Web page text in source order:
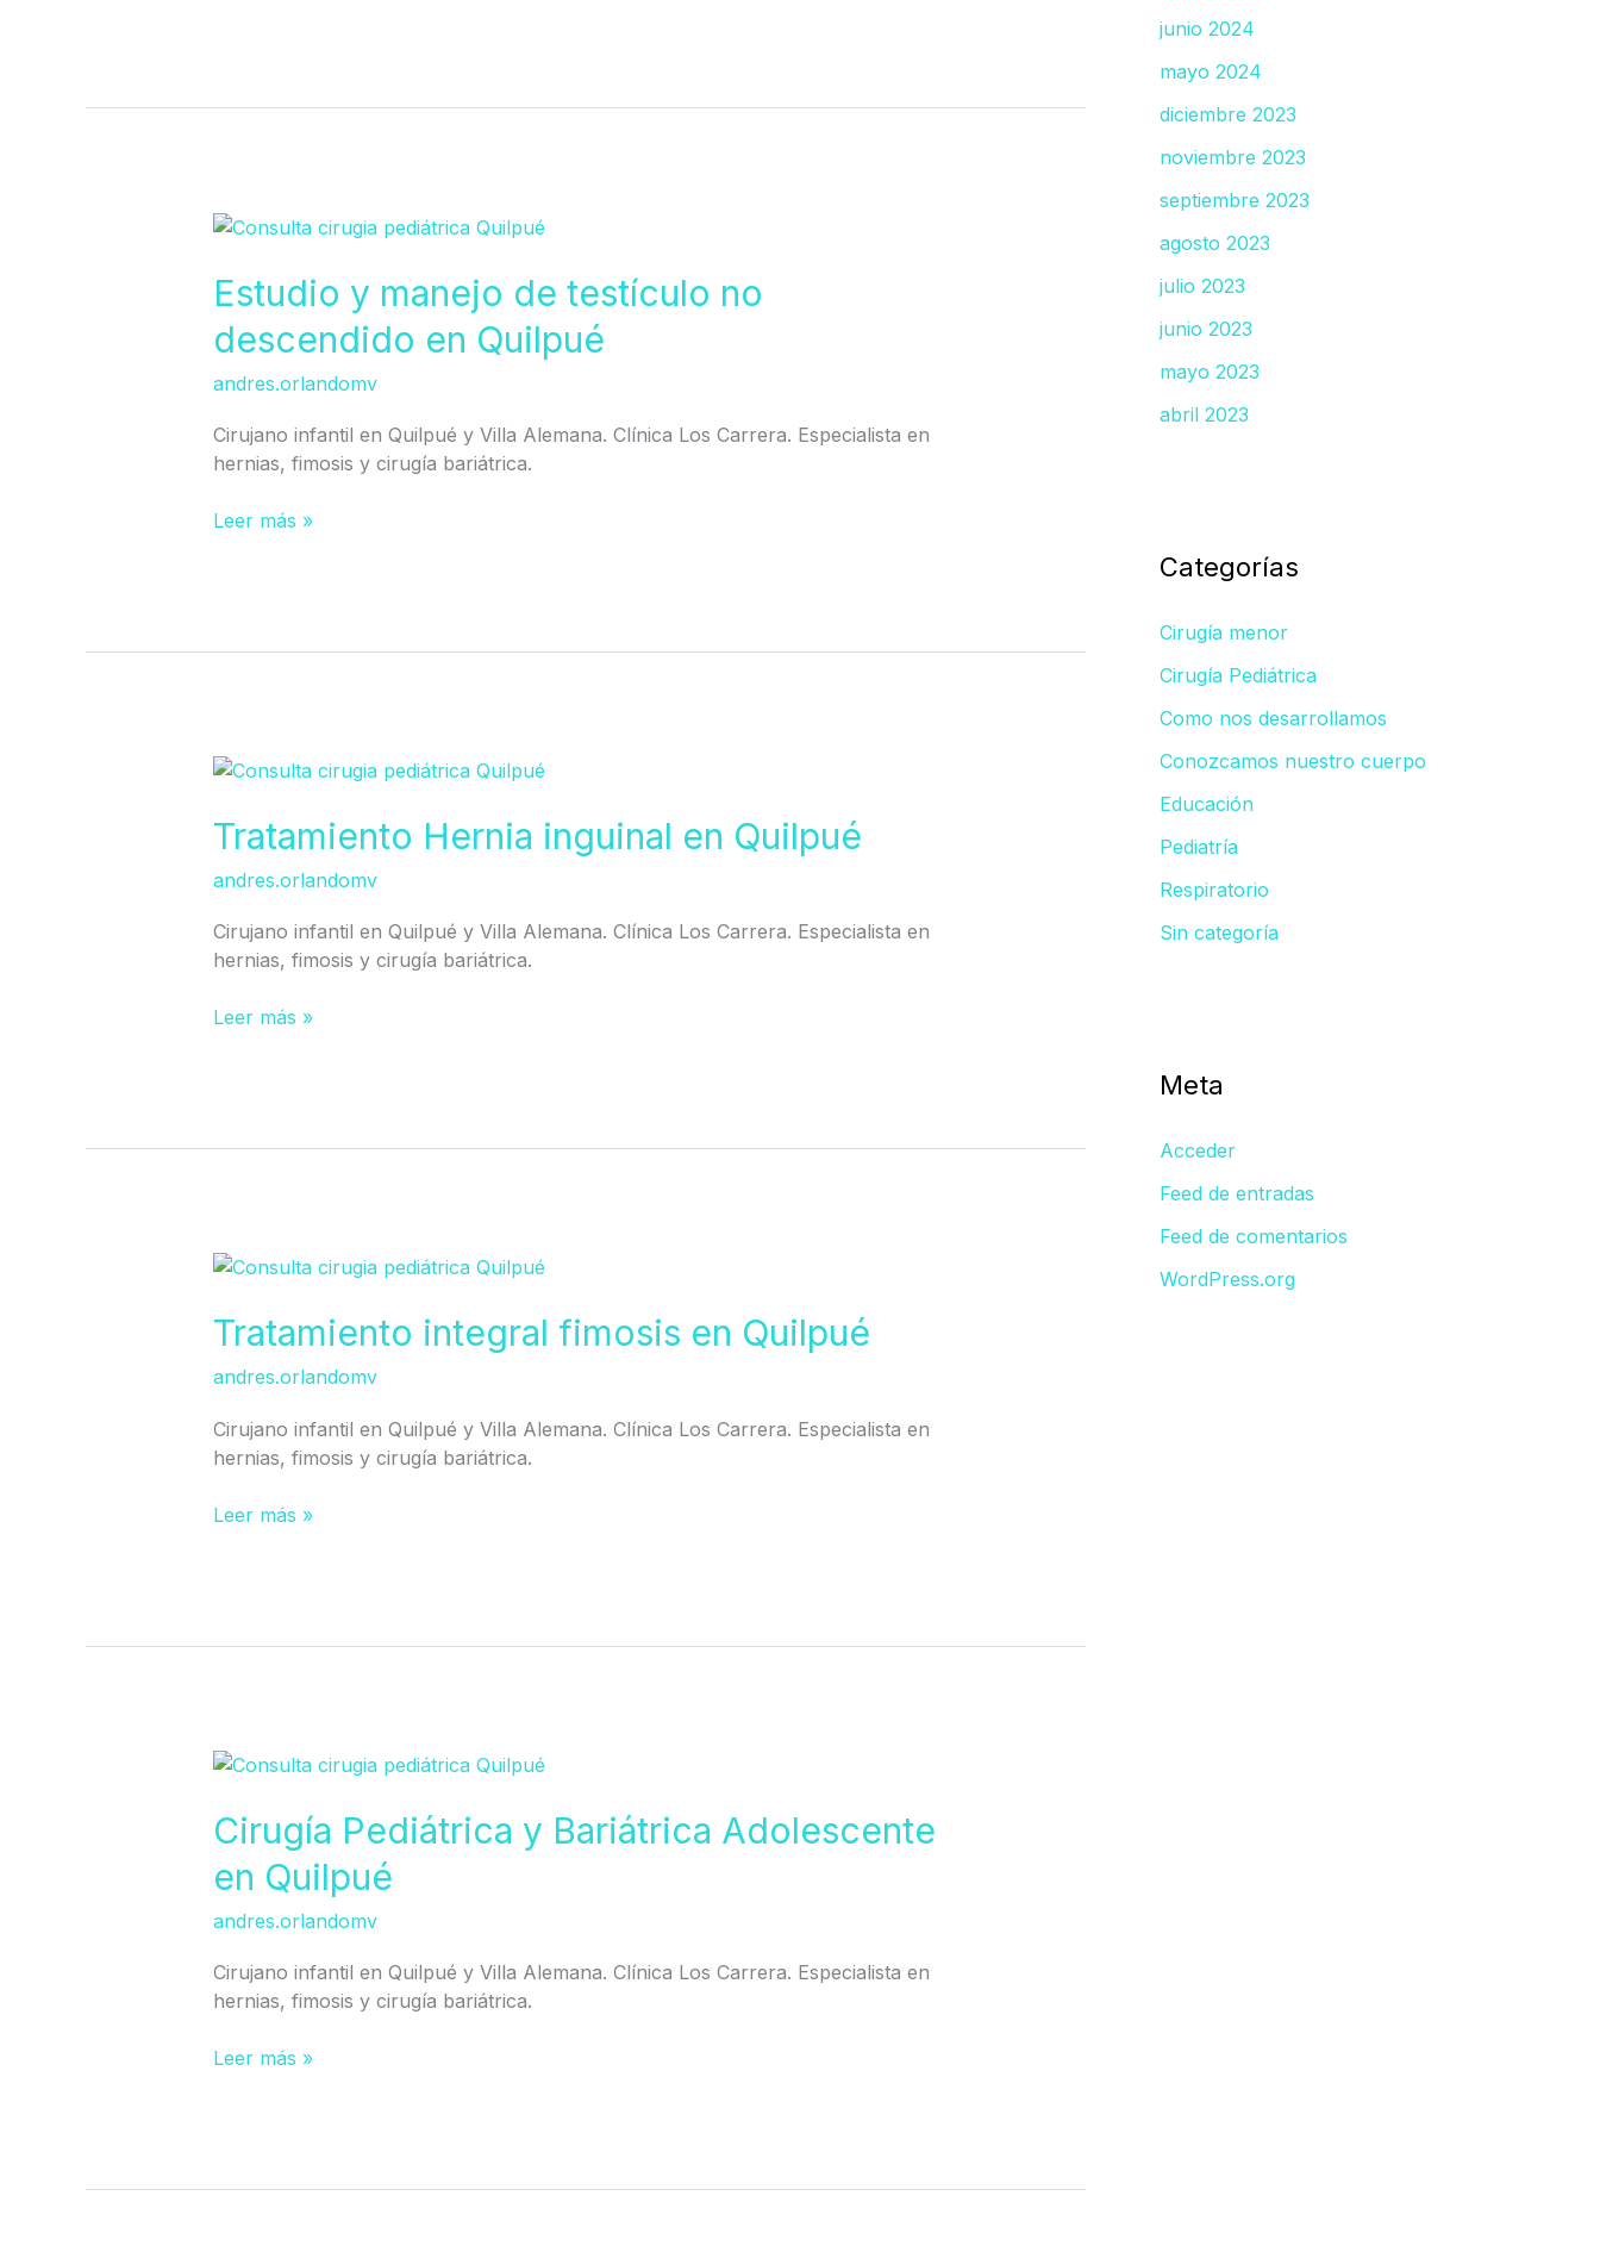
Estudio y manejo de testículo no
descendido en Quilpué
andres.orlandomv
Cirujano infantil en Quilpué y Villa Alemana. Clínica Los Carrera. Especialista en
hernias, fimosis y cirugía bariátrica.
Estudio
manejo
de
testículo
descendido
en
Quilpué
Leer más »
Tratamiento Hernia inguinal en Quilpué
andres.orlandomv
Cirujano infantil en Quilpué y Villa Alemana. Clínica Los Carrera. Especialista en
hernias, fimosis y cirugía bariátrica.
Tratamiento
inguinal
en
Quilpué
Leer más »
Tratamiento integral fimosis en Quilpué
andres.orlandomv
Cirujano infantil en Quilpué y Villa Alemana. Clínica Los Carrera. Especialista en
hernias, fimosis y cirugía bariátrica.
Tratamiento
fimosis
en
Quilpué
Leer más »
Cirugía Pediátrica y Bariátrica Adolescente
en Quilpué
andres.orlandomv
Cirujano infantil en Quilpué y Villa Alemana. Clínica Los Carrera. Especialista en
hernias, fimosis y cirugía bariátrica.
Cirugía
y
Bariátrica
Adolescente
Quilpué
Leer más »
junio 2024
mayo 2024
diciembre 2023
noviembre 2023
septiembre 2023
agosto 2023
julio 2023
junio 2023
mayo 2023
abril 2023
Categorías
Cirugía menor
Cirugía Pediátrica
Como nos desarrollamos
Conozcamos nuestro cuerpo
Educación
Pediatría
Respiratorio
Sin categoría
Meta
Acceder
Feed de entradas
Feed de comentarios
WordPress.org